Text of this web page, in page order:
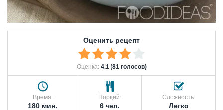
Оценить рецепт
Оценка: 4.1 (81 голосов)
Время:
180 мин.
Порций:
6 чел.
Сложность:
Легко